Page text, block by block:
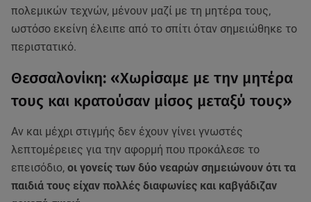
πολεμικών τεχνών, μένουν μαζί με τη μητέρα τους,
ωστόσο εκείνη έλειπε από το σπίτι όταν σημειώθηκε το
περιστατικό.
Θεσσαλονίκη: «Χωρίσαμε με την μητέρα
τους και κρατούσαν μίσος μεταξύ τους»
Αν και μέχρι στιγμής δεν έχουν γίνει γνωστές
λεπτομέρειες για την αφορμή που προκάλεσε το
επεισόδιο, οι γονείς των δύο νεαρών σημειώνουν ότι τα
παιδιά τους είχαν πολλές διαφωνίες και καβγάδιζαν